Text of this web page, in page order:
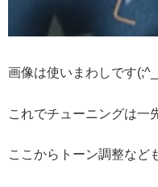
画像は使いまわしです
これでチューニングは一
ここからトーン調整など